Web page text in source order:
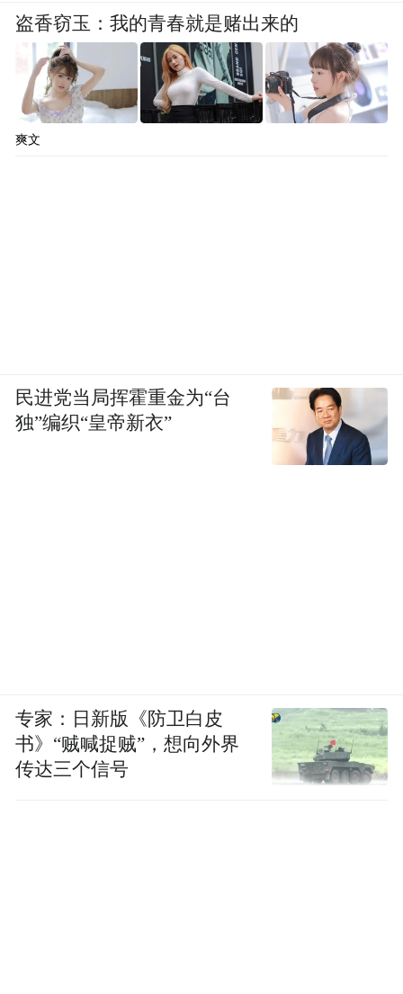
盗香窃玉：我的青春就是赌出来的
爽文
民进党当局挥霍重金为“台
独”编织“皇帝新衣”
专家：日新版《防卫白皮
书》“贼喊捉贼”，想向外界
传达三个信号